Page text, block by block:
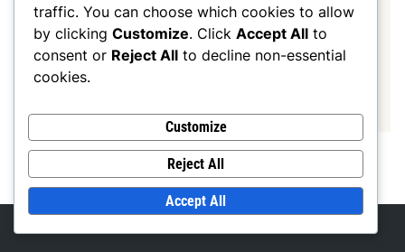
December 2025
November 2025
October 2025
traffic. You can choose which cookies to allow
by clicking Customize. Click Accept All to
consent or Reject All to decline non-essential
cookies.
Customize
Reject All
Accept All